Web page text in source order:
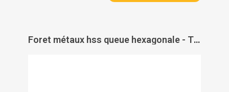
Foret métaux hss queue hexagonale - TIVOLY